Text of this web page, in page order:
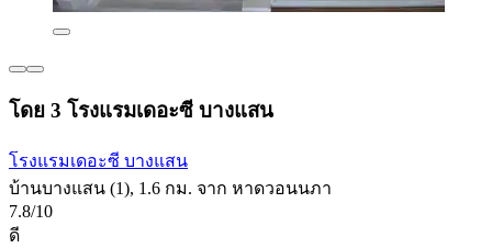
โดย 3 โรงแรมเดอะซี บางแสน
โรงแรมเดอะซี บางแสน
บ้านบางแสน (1), 1.6 กม. จาก หาดวอนนภา
7.8/10
ดี